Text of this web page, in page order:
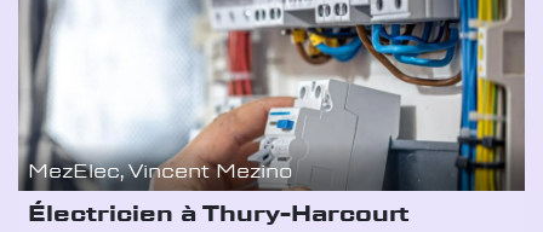
MezElec, Vincent Mezino
Électricien à Thury-Harcourt